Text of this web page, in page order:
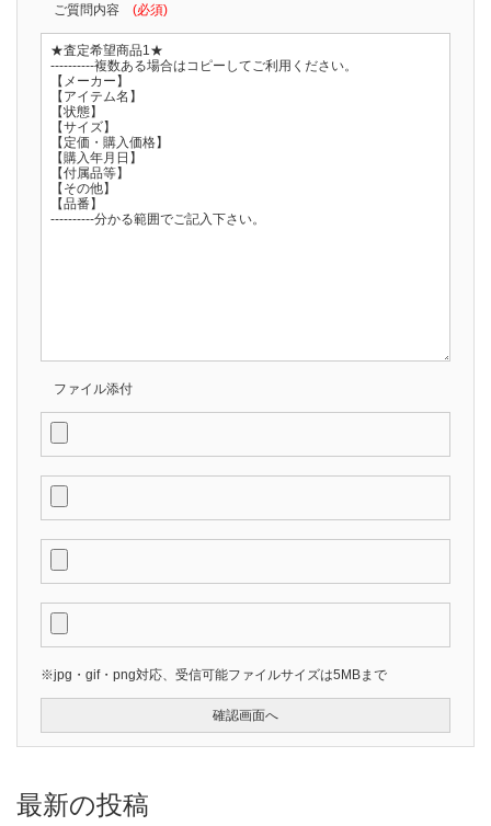
ご質問内容 (必須)
ファイル添付
※jpg・gif・png対応、受信可能ファイルサイズは5MBまで
最新の投稿